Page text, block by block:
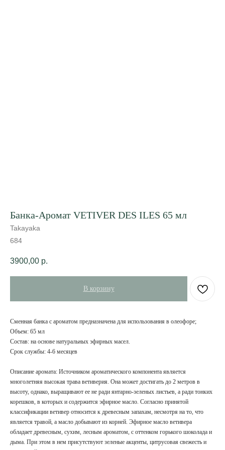
Банка-Аромат VETIVER DES ILES 65 мл
Takayaka
684
3900,00 р.
В корзину
Сменная банка с ароматом предназначена для использования в олеофоре;
Объем: 65 мл
Состав: на основе натуральных эфирных масел.
Срок службы: 4-6 месяцев
Описание аромата: Источником ароматического компонента является
многолетняя высокая трава ветиверия. Она может достигать до 2 метров в
высоту, однако, выращивают ее не ради янтарно-зеленых листьев, а ради тонких
корешков, в которых и содержится эфирное масло. Согласно принятой
классификации ветивер относится к древесным запахам, несмотря на то, что
является травой, а масло добывают из корней. Эфирное масло ветивера
обладает древесным, сухим, лесным ароматом, с оттенком горького шоколада и
дыма. При этом в нем присутствуют зеленые акценты, цитрусовая свежесть и